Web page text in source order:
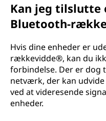
Kan jeg tilslutte
Bluetooth-
Hvis dine enheder er
rækkevidde®, kan du
forbindelse. Der er dog
netværk, der kan
ved at videresende
enheder.